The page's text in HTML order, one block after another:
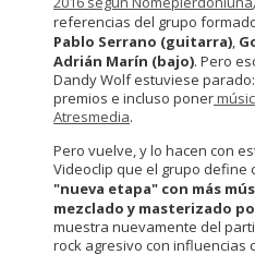
referencias del grupo
Pablo Serrano (guitarra),
Adrián Marín (bajo). Pero
Dandy Wolf estuviese
premios e incluso poner
Atresmedia.
Pero vuelve, y lo hacen con
Videoclip que el grupo define
"nueva etapa" con más
mezclado y masterizado
muestra nuevamente del
rock agresivo con influencias